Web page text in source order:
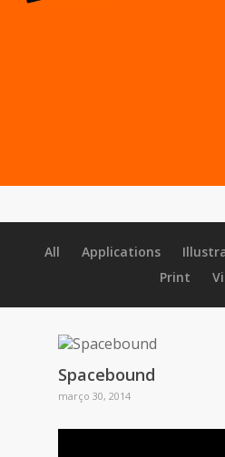
All Applications
Print
Spacebound
março 30, 2014